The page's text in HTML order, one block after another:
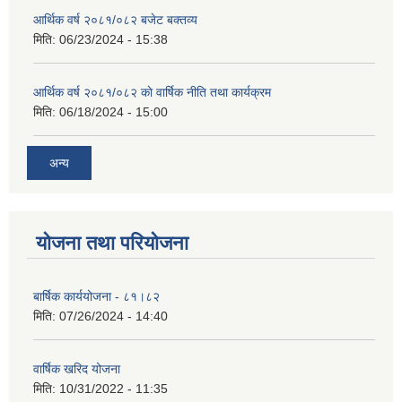
आर्थिक वर्ष २०८१/०८२ बजेट बक्तव्य
मिति: 06/23/2024 - 15:38
आर्थिक वर्ष २०८१/०८२ काे वार्षिक नीति तथा कार्यक्रम
मिति: 06/18/2024 - 15:00
अन्य
योजना तथा परियोजना
बार्षिक कार्ययोजना - ८१।८२
मिति: 07/26/2024 - 14:40
वार्षिक खरिद योजना
मिति: 10/31/2022 - 11:35